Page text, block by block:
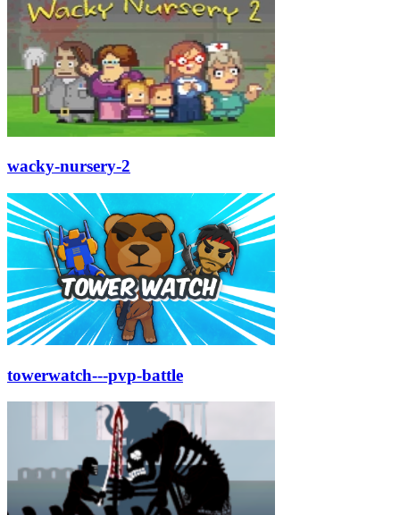
wacky-nursery-2
towerwatch---pvp-battle